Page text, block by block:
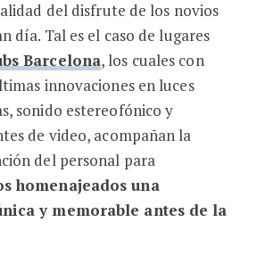
del disfrute de los novios
día. Tal es el caso de lugares
Barcelona, los cuales con
innovaciones en luces
sonido estereofónico y
de video, acompañan la
del personal para
homenajeados una
y memorable antes de la